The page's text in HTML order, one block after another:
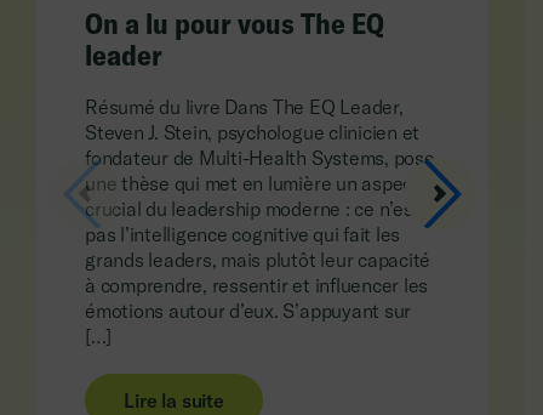
On a lu pour vous The EQ
leader
Résumé du livre Dans The EQ Leader,
Steven J. Stein, psychologue clinicien et
fondateur de Multi-Health Systems, pose
une thèse qui met en lumière un aspect
crucial du leadership moderne : ce n’est
pas l’intelligence cognitive qui fait les
grands leaders, mais plutôt leur capacité
à comprendre, ressentir et influencer les
émotions autour d’eux. S’appuyant sur
[…]
Lire la suite